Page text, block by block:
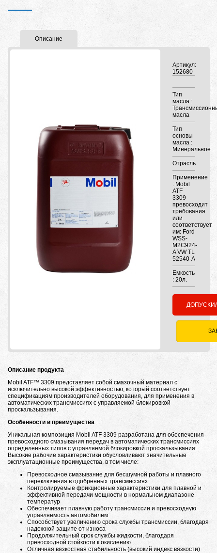
Описание
Артикул:
152680
Тип
масла :
масла
Тип
основы
масла :
Минеральное
Отрасль
Применение
: Mobil
ATF
3309
превосходит
требования
или
соответствует
им: Ford
WSS-
M2C924-
A VW TL
52540-A
Емкость
: 20л.
Описание продукта
Mobil ATF™ 3309 представляет собой смазочный материал с
исключительно высокой эффективностью, который соответствует
спецификациям производителей оборудования, для применения в
автоматических трансмиссиях с управляемой блокировкой
проскальзывания.
Особенности и преимущества
Уникальная композиция Mobil ATF 3309 разработана для обеспечения
превосходного смазывания передач в автоматических трансмиссиях
определенных типов с управляемой блокировкой проскальзывания.
Высокие рабочие характеристики обусловливают значительные
эксплуатационные преимущества, в том числе:
Превосходное смазывание для бесшумной работы и плавного
переключения в одобренных трансмиссиях
Контролируемые фрикционные характеристики для плавной и
эффективной передачи мощности в нормальном диапазоне
температур
Обеспечивает плавную работу трансмиссии и превосходную
управляемость автомобилем
Способствует увеличению срока службы трансмиссии, благодаря
надежной защите от износа
Продолжительный срок службы жидкости, благодаря
превосходной стойкости к окислению
Отличная вязкостная стабильность (высокий индекс вязкости)